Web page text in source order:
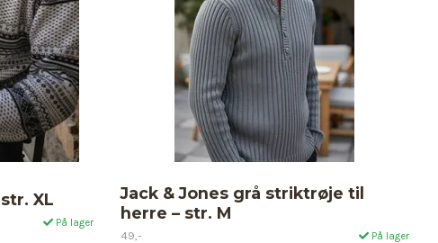
XL
På lager
Jack & Jones grå striktrøje til
herre – str. M
49,- På lager